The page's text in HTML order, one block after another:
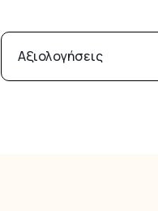
Αξιολογήσεις